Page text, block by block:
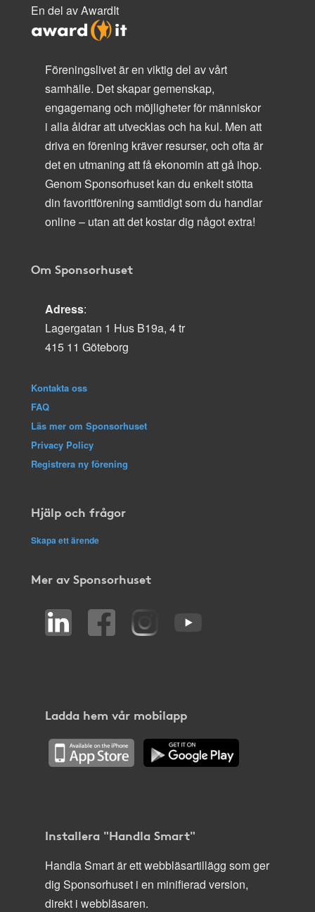
En del av AwardIt
Föreningslivet är en viktig del av vårt
samhälle. Det skapar gemenskap,
engagemang och möjligheter för människor
i alla åldrar att utvecklas och ha kul. Men att
driva en förening kräver resurser, och ofta är
det en utmaning att få ekonomin att gå ihop.
Genom Sponsorhuset kan du enkelt stötta
din favoritförening samtidigt som du handlar
online – utan att det kostar dig något extra!
Om Sponsorhuset
Adress:
Lagergatan 1 Hus B19a, 4 tr
415 11 Göteborg
Kontakta oss
FAQ
Läs mer om Sponsorhuset
Privacy Policy
Registrera ny förening
Hjälp och frågor
Skapa ett ärende
Mer av Sponsorhuset
Ladda hem vår mobilapp
Installera "Handla Smart"
Handla Smart är ett webbläsartillägg som ger
dig Sponsorhuset i en minifierad version,
direkt i webbläsaren.